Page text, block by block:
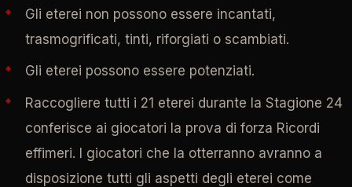
Gli eterei non possono essere incantati,
trasmogrificati, tinti, riforgiati o scambiati.
Gli eterei possono essere potenziati.
Raccogliere tutti i 21 eterei durante la Stagione 24
conferisce ai giocatori la prova di forza Ricordi
effimeri. I giocatori che la otterranno avranno a
disposizione tutti gli aspetti degli eterei come